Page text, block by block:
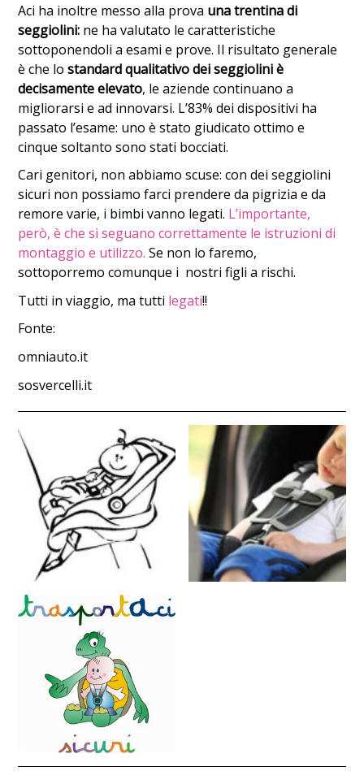
Aci ha inoltre messo alla prova una trentina di
seggiolini: ne ha valutato le caratteristiche
sottoponendoli a esami e prove. Il risultato generale
è che lo standard qualitativo dei seggiolini è
decisamente elevato, le aziende continuano a
migliorarsi e ad innovarsi. L’83% dei dispositivi ha
passato l’esame: uno è stato giudicato ottimo e
cinque soltanto sono stati bocciati.
Cari genitori, non abbiamo scuse: con dei seggiolini
sicuri non possiamo farci prendere da pigrizia e da
remore varie, i bimbi vanno legati. L’importante,
però, è che si seguano correttamente le istruzioni di
montaggio e utilizzo. Se non lo faremo,
sottoporremo comunque i nostri figli a rischi.
Tutti in viaggio, ma tutti legati!!
Fonte:
omniauto.it
sosvercelli.it